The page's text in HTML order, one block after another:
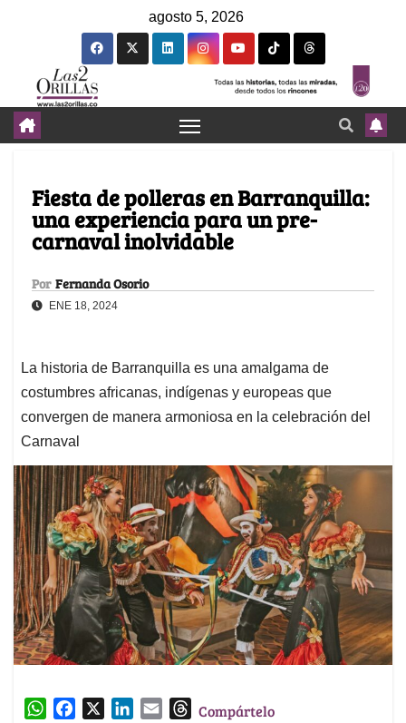
agosto 5, 2026
Fiesta de polleras en Barranquilla:
una experiencia para un pre-
carnaval inolvidable
Por Fernanda Osorio
ENE 18, 2024
La historia de Barranquilla es una amalgama de
costumbres africanas, indígenas y europeas que
convergen de manera armoniosa en la celebración del
Carnaval
W
TCompártelo